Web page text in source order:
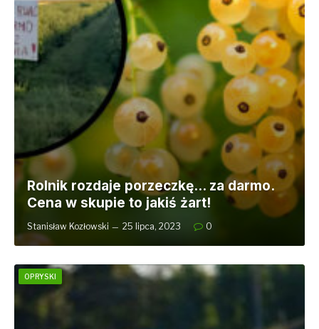
Rolnik rozdaje porzeczkę… za darmo.
Cena w skupie to jakiś żart!
Stanisław Kozłowski 25 lipca, 2023 0
OPRYSKI